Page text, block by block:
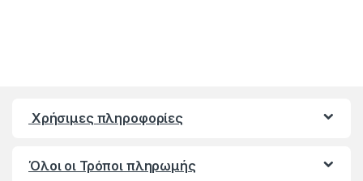
Χρήσιμες πληροφορίες
Όλοι οι Τρόποι πληρωμής